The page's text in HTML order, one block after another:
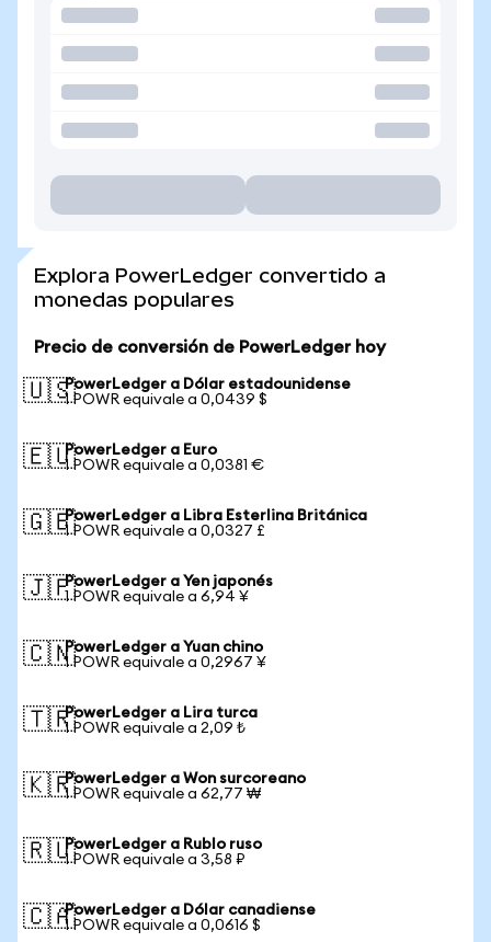
Explora PowerLedger convertido a
monedas populares
Precio de conversión de PowerLedger hoy
🇺🇸PowerLedger a Dólar estadounidense
1 POWR equivale a 0,0439 $
🇪🇺PowerLedger a Euro
1 POWR equivale a 0,0381 €
🇬🇧PowerLedger a Libra Esterlina Británica
1 POWR equivale a 0,0327 £
🇯🇵PowerLedger a Yen japonés
1 POWR equivale a 6,94 ¥
🇨🇳PowerLedger a Yuan chino
1 POWR equivale a 0,2967 ¥
🇹🇷PowerLedger a Lira turca
1 POWR equivale a 2,09 ₺
🇰🇷PowerLedger a Won surcoreano
1 POWR equivale a 62,77 ₩
🇷🇺PowerLedger a Rublo ruso
1 POWR equivale a 3,58 ₽
🇨🇦PowerLedger a Dólar canadiense
1 POWR equivale a 0,0616 $